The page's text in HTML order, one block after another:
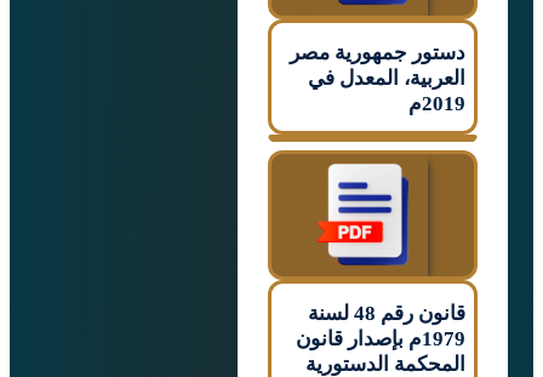
جمهورية مصر
المعدل في
قانون رقم 48 لسنة
1979م بإصدار قانون
الدستورية